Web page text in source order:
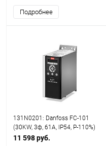
Подробнее
131N0201: Danfoss FC-101
(30KW, 3ф, 61A, IP54, P-110%)
11 598 руб.